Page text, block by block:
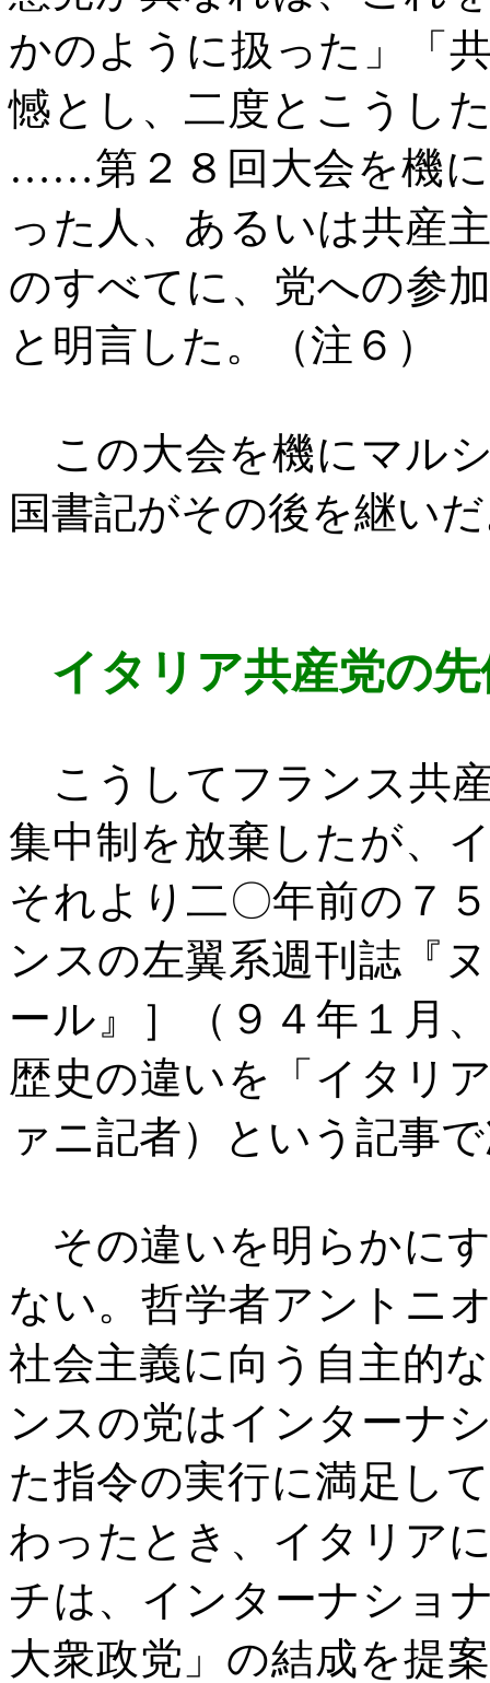
かのように扱った」「
憾とし、二度とこうし
……第２８回大会を機
った人、あるいは共産
のすべてに、党への参
と明言した。（注６）
この大会を機にマル
国書記がその後を継い
イタリア共産党の
こうしてフランス共
集中制を放棄したが、
それより二〇年前の７
ンスの左翼系週刊誌『
ール』］（９４年１月
歴史の違いを「イタリ
ァニ記者）という記事
その違いを明らかに
ない。哲学者アントニ
社会主義に向う自主的
ンスの党はインターナ
た指令の実行に満足し
わったとき、イタリア
チは、インターナショ
大衆政党」の結成を提